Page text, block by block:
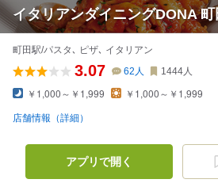
イタリアンダイニングDONA
町田駅/パスタ､ ピザ､ イタリアン
3.07 62 人 1444人
￥1,000～￥1,999 ￥1,000～￥1,999
店舗情報（詳細）
アプリで開く